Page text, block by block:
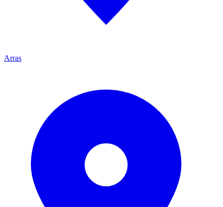
Arras